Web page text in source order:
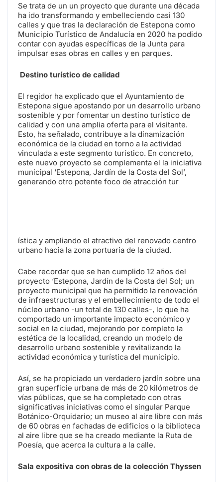
Se trata de un un proyecto que durante una década
ha ido transformando y embelleciendo casi 130
calles y que tras la declaración de Estepona como
Municipio Turístico de Andalucía en 2020 ha podido
contar con ayudas específicas de la Junta para
impulsar esas obras en calles y en parques.
Destino turístico de calidad
El regidor ha explicado que el Ayuntamiento de
Estepona sigue apostando por un desarrollo urbano
sostenible y por fomentar un destino turístico de
calidad y con una amplia oferta para el visitante.
Esto, ha señalado, contribuye a la dinamización
económica de la ciudad en torno a la actividad
vinculada a este segmento turístico. En concreto,
este nuevo proyecto se complementa el la iniciativa
municipal ‘Estepona, Jardín de la Costa del Sol’,
generando otro potente foco de atracción tur
ística y ampliando el atractivo del renovado centro
urbano hacia la zona portuaria de la ciudad.
Cabe recordar que se han cumplido 12 años del
proyecto ‘Estepona, Jardín de la Costa del Sol; un
proyecto municipal que ha permitido la renovación
de infraestructuras y el embellecimiento de todo el
núcleo urbano -un total de 130 calles-, lo que ha
comportado un importante impacto económico y
social en la ciudad, mejorando por completo la
estética de la localidad, creando un modelo de
desarrollo urbano sostenible y revitalizando la
actividad económica y turística del municipio.
Así, se ha propiciado un verdadero jardín sobre una
gran superficie urbana de más de 20 kilómetros de
vías públicas, que se ha completado con otras
significativas iniciativas como el singular Parque
Botánico-Orquidario; un museo al aire libre con más
de 60 obras en fachadas de edificios o la biblioteca
al aire libre que se ha creado mediante la Ruta de
Poesía, que acerca la cultura a la calle.
Sala expositiva con obras de la colección Thyssen